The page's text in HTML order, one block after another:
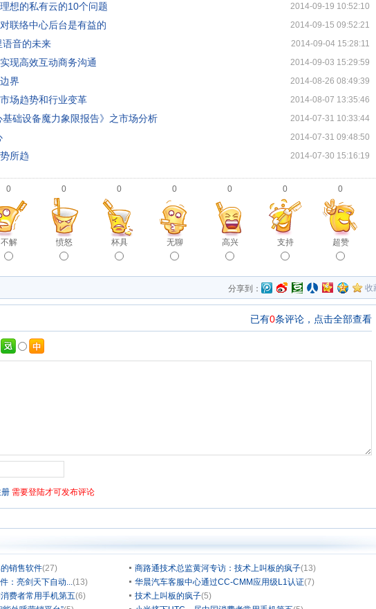
想的私有云的10个问题 2014-09-19 10:52:10
联络中心后台是有益的 2014-09-15 09:52:21
音的未来 2014-09-04 15:28:11
现高效互动商务沟通 2014-09-03 15:29:59
界 2014-08-26 08:49:39
场趋势和行业变革 2014-08-07 13:35:46
基础设备魔力象限报告》之市场分析 2014-07-31 10:33:44
2014-07-31 09:48:50
所趋 2014-07-30 15:16:19
0
不解
0
愤怒
0
杯具
0
无聊
0
高兴
0
支持
0
超赞
分享到： 收
销售软件(27) 商路通技术总监黄河专访：技术上叫板的疯子(13)
：亮剑天下自动...(13) 华晨汽车客服中心通过CC-CMM应用级L1认证(7)
费者常用手机第五(6) 技术上叫板的疯子(5)